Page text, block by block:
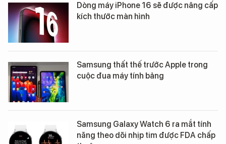
Dòng máy iPhone 16 sẽ được nâng cấp
kích thước màn hình
Samsung thất thế trước Apple trong
cuộc đua máy tính bảng
Samsung Galaxy Watch 6 ra mắt tính
năng theo dõi nhịp tim được FDA chấp